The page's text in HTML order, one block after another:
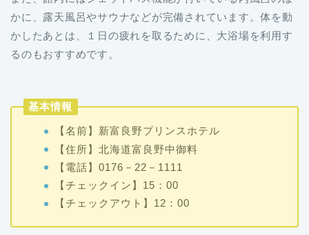
かに、露天風呂やサウナなどが完備されています。体を動
かしたあとは、１日の疲れを取るために、大浴場を利用す
るのもおすすめです。
基本情報
【名前】新富良野プリンスホテル
【住所】北海道富良野中御料
【電話】0176－22－1111
【チェックイン】15：00
【チェックアウト】12：00